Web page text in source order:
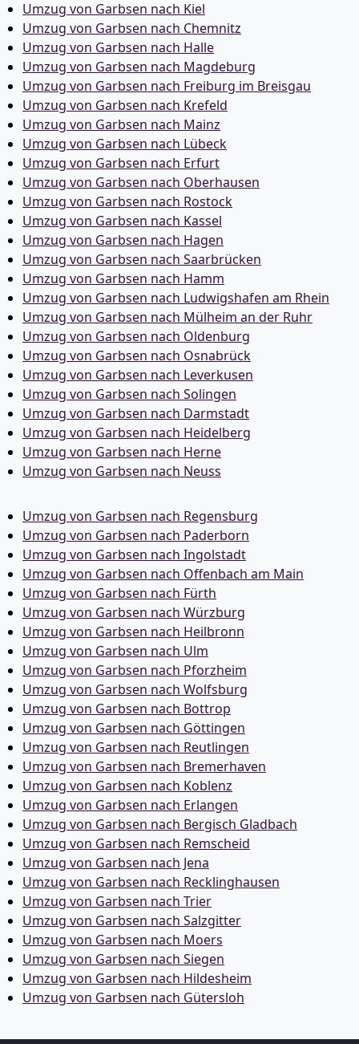
Umzug von Garbsen nach Kiel
Umzug von Garbsen nach Chemnitz
Umzug von Garbsen nach Halle
Umzug von Garbsen nach Magdeburg
Umzug von Garbsen nach Freiburg im Breisgau
Umzug von Garbsen nach Krefeld
Umzug von Garbsen nach Mainz
Umzug von Garbsen nach Lübeck
Umzug von Garbsen nach Erfurt
Umzug von Garbsen nach Oberhausen
Umzug von Garbsen nach Rostock
Umzug von Garbsen nach Kassel
Umzug von Garbsen nach Hagen
Umzug von Garbsen nach Saarbrücken
Umzug von Garbsen nach Hamm
Umzug von Garbsen nach Ludwigshafen am Rhein
Umzug von Garbsen nach Mülheim an der Ruhr
Umzug von Garbsen nach Oldenburg
Umzug von Garbsen nach Osnabrück
Umzug von Garbsen nach Leverkusen
Umzug von Garbsen nach Solingen
Umzug von Garbsen nach Darmstadt
Umzug von Garbsen nach Heidelberg
Umzug von Garbsen nach Herne
Umzug von Garbsen nach Neuss
Umzug von Garbsen nach Regensburg
Umzug von Garbsen nach Paderborn
Umzug von Garbsen nach Ingolstadt
Umzug von Garbsen nach Offenbach am Main
Umzug von Garbsen nach Fürth
Umzug von Garbsen nach Würzburg
Umzug von Garbsen nach Heilbronn
Umzug von Garbsen nach Ulm
Umzug von Garbsen nach Pforzheim
Umzug von Garbsen nach Wolfsburg
Umzug von Garbsen nach Bottrop
Umzug von Garbsen nach Göttingen
Umzug von Garbsen nach Reutlingen
Umzug von Garbsen nach Bremer­haven
Umzug von Garbsen nach Koblenz
Umzug von Garbsen nach Erlangen
Umzug von Garbsen nach Bergisch Gladbach
Umzug von Garbsen nach Remscheid
Umzug von Garbsen nach Jena
Umzug von Garbsen nach Recklinghausen
Umzug von Garbsen nach Trier
Umzug von Garbsen nach Salzgitter
Umzug von Garbsen nach Moers
Umzug von Garbsen nach Siegen
Umzug von Garbsen nach Hildesheim
Umzug von Garbsen nach Gütersloh